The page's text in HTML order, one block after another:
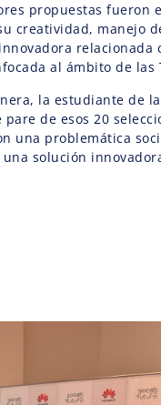
propuestas fueron
creatividad, manejo
relacionada
al ámbito de las
la estudiante de
pare de esos 20
una problemática
solución